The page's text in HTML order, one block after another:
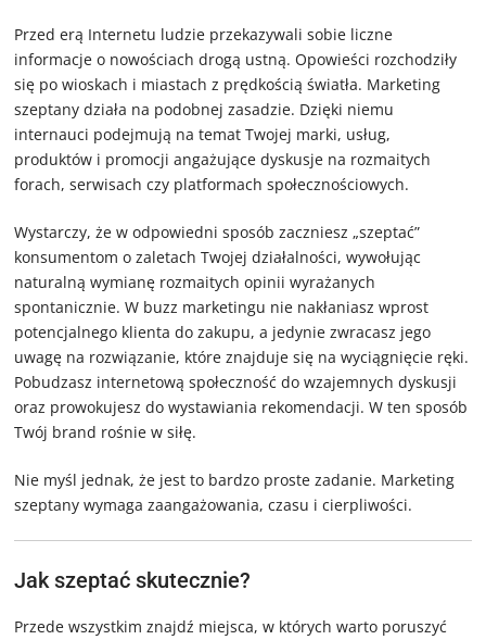
Przed erą Internetu ludzie przekazywali sobie liczne
informacje o nowościach drogą ustną. Opowieści rozchodziły
się po wioskach i miastach z prędkością światła. Marketing
szeptany działa na podobnej zasadzie. Dzięki niemu
internauci podejmują na temat Twojej marki, usług,
produktów i promocji angażujące dyskusje na rozmaitych
forach, serwisach czy platformach społecznościowych.
Wystarczy, że w odpowiedni sposób zaczniesz „szeptać”
konsumentom o zaletach Twojej działalności, wywołując
naturalną wymianę rozmaitych opinii wyrażanych
spontanicznie. W buzz marketingu nie nakłaniasz wprost
potencjalnego klienta do zakupu, a jedynie zwracasz jego
uwagę na rozwiązanie, które znajduje się na wyciągnięcie ręki.
Pobudzasz internetową społeczność do wzajemnych dyskusji
oraz prowokujesz do wystawiania rekomendacji. W ten sposób
Twój brand rośnie w siłę.
Nie myśl jednak, że jest to bardzo proste zadanie. Marketing
szeptany wymaga zaangażowania, czasu i cierpliwości.
Jak szeptać skutecznie?
Przede wszystkim znajdź miejsca, w których warto poruszyć